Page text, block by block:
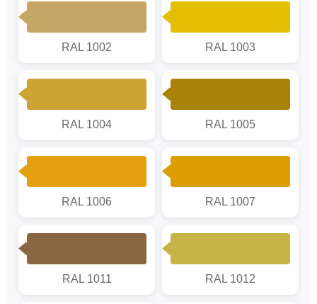
RAL 1002 RAL 1003
RAL 1004 RAL 1005
RAL 1006 RAL 1007
RAL 1011 RAL 1012